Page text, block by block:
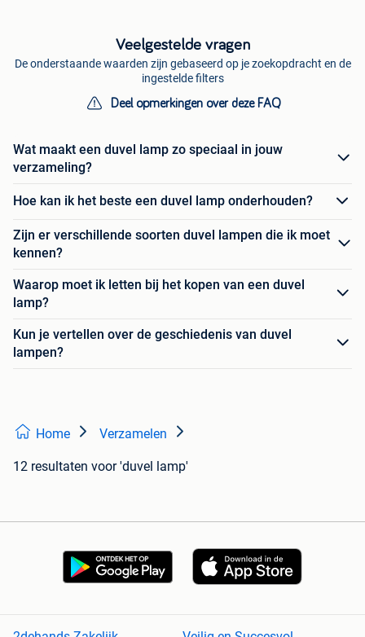
Veelgestelde vragen
De onderstaande waarden zijn gebaseerd op je zoekopdracht en de
ingestelde filters
Deel opmerkingen over deze FAQ
Wat maakt een duvel lamp zo speciaal in jouw
verzameling?
Hoe kan ik het beste een duvel lamp onderhouden?
Zijn er verschillende soorten duvel lampen die ik moet
kennen?
Waarop moet ik letten bij het kopen van een duvel
lamp?
Kun je vertellen over de geschiedenis van duvel
lampen?
Home Verzamelen
12 resultaten voor 'duvel lamp'